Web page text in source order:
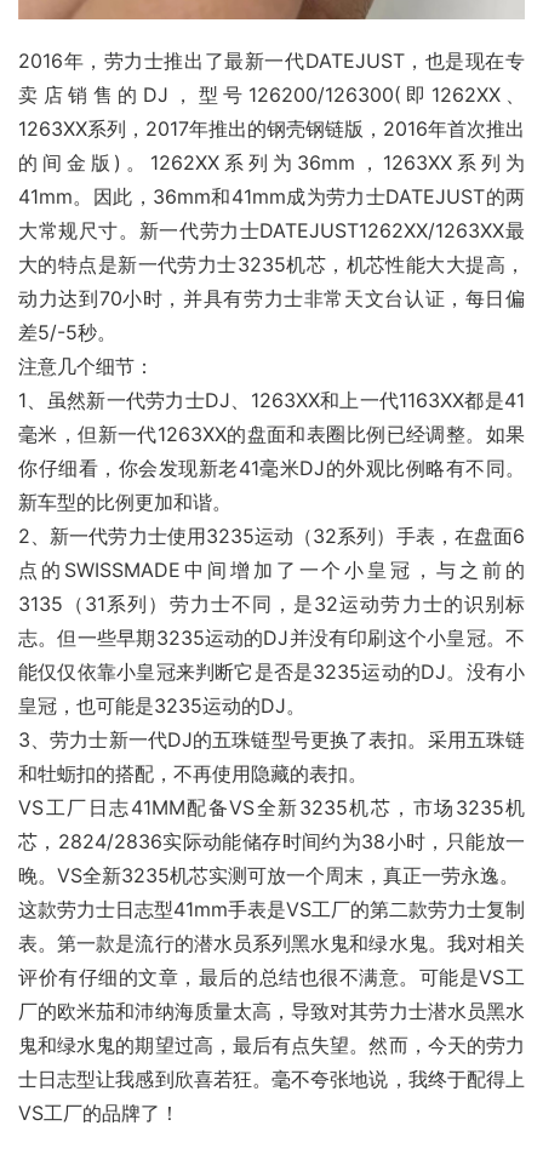
2016年，劳力士推出了最新一代DATEJUST，也是现在专
卖店销售的DJ，型号126200/126300(即1262XX、
1263XX系列，2017年推出的钢壳钢链版，2016年首次推出
的间金版)。1262XX系列为36mm，1263XX系列为
41mm。因此，36mm和41mm成为劳力士DATEJUST的两
大常规尺寸。新一代劳力士DATEJUST1262XX/1263XX最
大的特点是新一代劳力士3235机芯，机芯性能大大提高，
动力达到70小时，并具有劳力士非常天文台认证，每日偏
差5/-5秒。
注意几个细节：
1、虽然新一代劳力士DJ、1263XX和上一代1163XX都是41
毫米，但新一代1263XX的盘面和表圈比例已经调整。如果
你仔细看，你会发现新老41毫米DJ的外观比例略有不同。
新车型的比例更加和谐。
2、新一代劳力士使用3235运动（32系列）手表，在盘面6
点的SWISSMADE中间增加了一个小皇冠，与之前的
3135（31系列）劳力士不同，是32运动劳力士的识别标
志。但一些早期3235运动的DJ并没有印刷这个小皇冠。不
能仅仅依靠小皇冠来判断它是否是3235运动的DJ。没有小
皇冠，也可能是3235运动的DJ。
3、劳力士新一代DJ的五珠链型号更换了表扣。采用五珠链
和牡蛎扣的搭配，不再使用隐藏的表扣。
VS工厂日志41MM配备VS全新3235机芯，市场3235机
芯，2824/2836实际动能储存时间约为38小时，只能放一
晚。VS全新3235机芯实测可放一个周末，真正一劳永逸。
这款劳力士日志型41mm手表是VS工厂的第二款劳力士复制
表。第一款是流行的潜水员系列黑水鬼和绿水鬼。我对相关
评价有仔细的文章，最后的总结也很不满意。可能是VS工
厂的欧米茄和沛纳海质量太高，导致对其劳力士潜水员黑水
鬼和绿水鬼的期望过高，最后有点失望。然而，今天的劳力
士日志型让我感到欣喜若狂。毫不夸张地说，我终于配得上
VS工厂的品牌了！